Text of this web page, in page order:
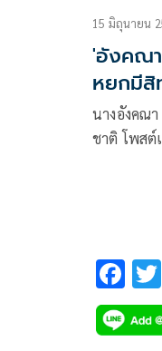
15 มิถุนายน
'อังคณ
หยกมีสิ
นางอังคณ
ชาติ โพสต์
F
ac
e